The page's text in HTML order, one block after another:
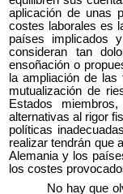
aplicación de unas
costes laborales es
países implicados
consideran tan
ensoñación o
la ampliación de
mutualización de
Estados
alternativas al rigor
políticas
realizar tendrán que
Alemania y los
los costes
No hay que